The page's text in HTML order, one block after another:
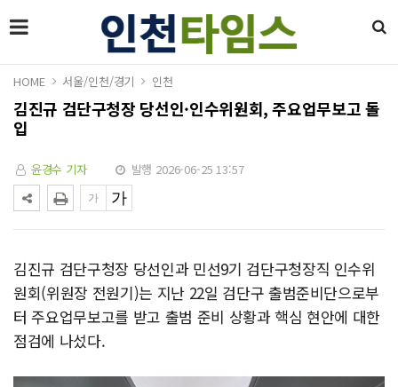
HOME 서울/인천/경기 인천
김진규 검단구청장 당선인·인수위원회, 주요업무보고 돌
입
윤경수 기자 발행 2026-06-25 13:57
김진규 검단구청장 당선인과 민선9기 검단구청장직 인수위
원회(위원장 전원기)는 지난 22일 검단구 출범준비단으로부
터 주요업무보고를 받고 출범 준비 상황과 핵심 현안에 대한
점검에 나섰다.